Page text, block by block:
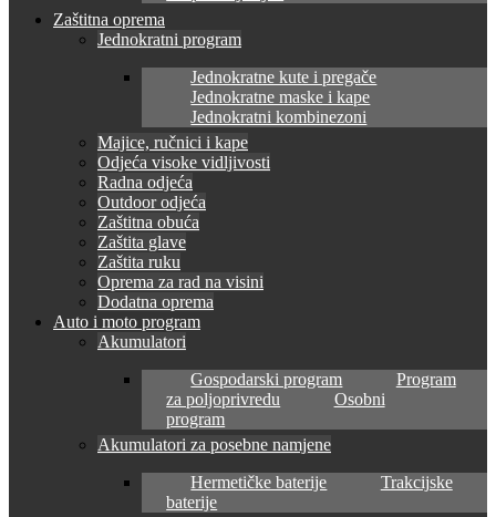
Zaštitna oprema
Jednokratni program
Jednokratne kute i pregače
Jednokratne maske i kape
Jednokratni kombinezoni
Majice, ručnici i kape
Odjeća visoke vidljivosti
Radna odjeća
Outdoor odjeća
Zaštitna obuća
Zaštita glave
Zaštita ruku
Oprema za rad na visini
Dodatna oprema
Auto i moto program
Akumulatori
Gospodarski program
Program
za poljoprivredu
Osobni
program
Akumulatori za posebne namjene
Hermetičke baterije
Trakcijske
baterije